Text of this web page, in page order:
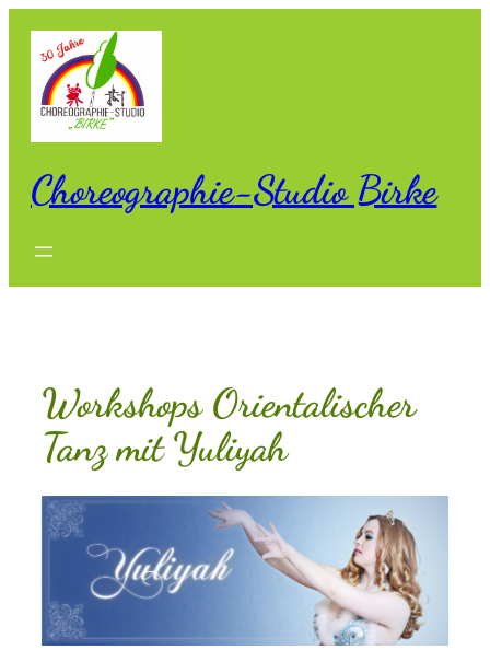
Inhalt
springen
Choreographie-Studio Birke
Workshops Orientalischer
Tanz mit Yuliyah